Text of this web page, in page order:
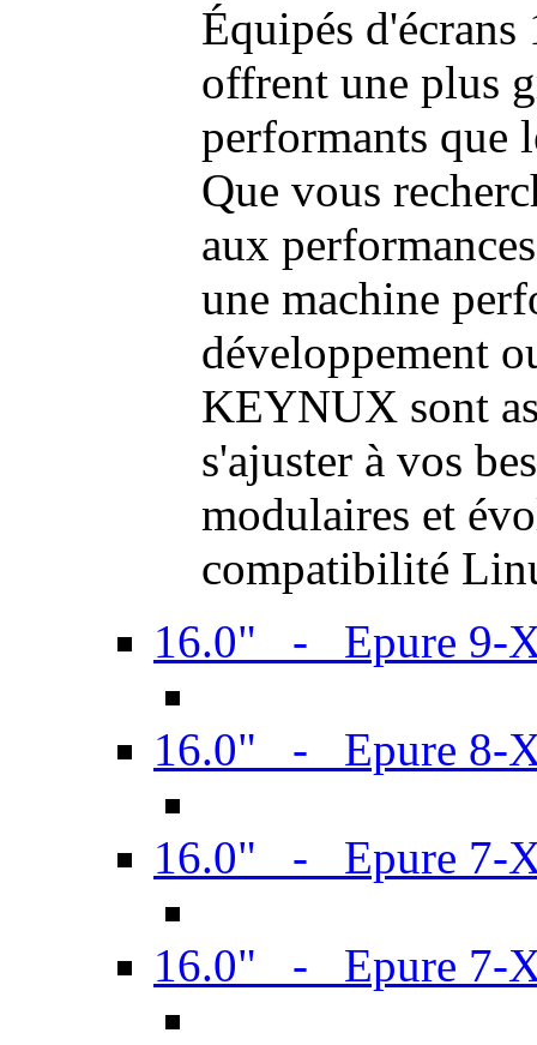
Équipés
offrent une plus
performants que
Que vous
aux
une machine
développement
KEYNUX sont
s'ajuster à vos
modulaires et
compatibilité
16.0" - Epure 9-
16.0" - Epure 8-
16.0" - Epure 7-
16.0" - Epure 7-